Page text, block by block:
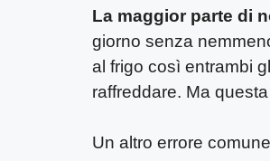
La maggior parte di
giorno senza
al frigo così entrambi
raffreddare. Ma
Un altro errore